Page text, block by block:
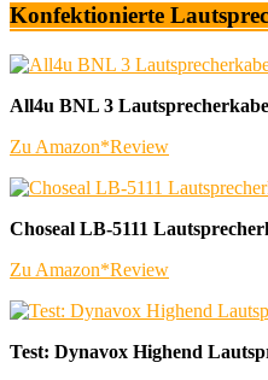
Konfektionierte
All4u BNL 3
Zu Amazon*Review
Choseal LB-5111
Zu Amazon*Review
Test: Dynavox Highend